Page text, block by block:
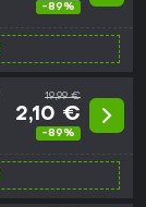
-89%
19,99 €
2,10 €
-89%